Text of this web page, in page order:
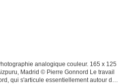
analogique couleur. 165 x 125
Madrid © Pierre Gonnord Le travail
qui s'articule essentiellement autour du